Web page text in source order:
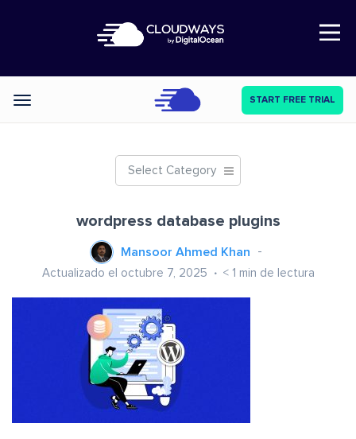
Open Nav
Categories START FREE TRIAL
Select Category
wordpress database plugins
Mansoor Ahmed Khan
Actualizado el octubre 7, 2025 < 1 min de lectura